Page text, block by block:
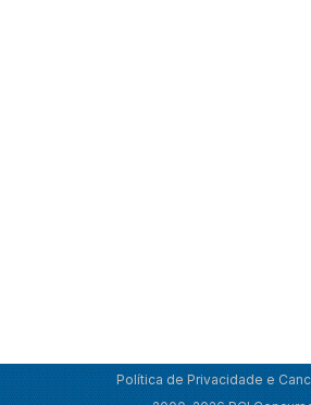
Política de Privacidade e